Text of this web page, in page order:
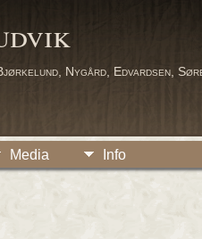
Nygård, Edvardsen,
Media Info